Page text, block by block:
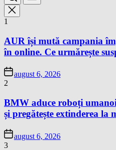
1
AUR își mută campania
în online. Ce urmărește
august 6, 2026
2
BMW aduce roboți
și pregătește extinderea la
august 6, 2026
3